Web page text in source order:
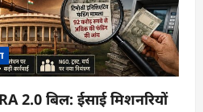
2.0 बिल: ईसाई मिशनरियों